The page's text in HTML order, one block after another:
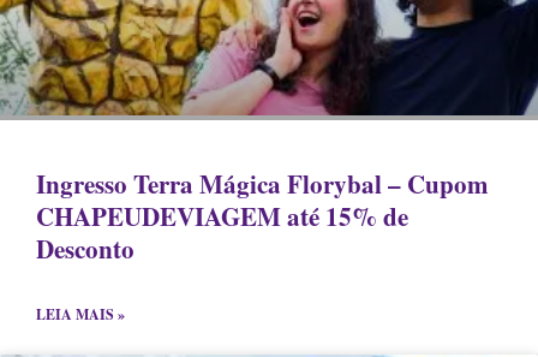
Ingresso Terra Mágica Florybal – Cupom
CHAPEUDEVIAGEM até 15% de
Desconto
LEIA MAIS »